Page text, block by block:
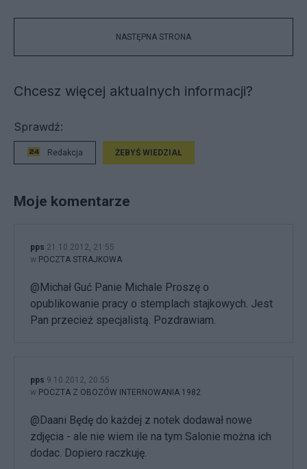
NASTĘPNA STRONA
Chcesz więcej aktualnych informacji?
Sprawdź:
Redakcja ŻEBYŚ WIEDZIAŁ
Moje komentarze
pps 21.10.2012, 21:55
w POCZTA STRAJKOWA
@Michał Guć Panie Michale Proszę o
opublikowanie pracy o stemplach stajkowych. Jest
Pan przecież specjalistą. Pozdrawiam.
pps 9.10.2012, 20:55
w POCZTA Z OBOZÓW INTERNOWANIA 1982
@Daani Będę do każdej z notek dodawał nowe
zdjęcia - ale nie wiem ile na tym Salonie można ich
dodac. Dopiero raczkuję.